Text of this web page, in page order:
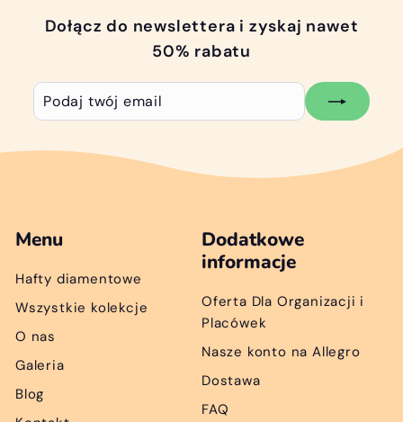
Dołącz do newslettera i zyskaj nawet
50% rabatu
Podaj
twój
Subskrybuj
Menu
Hafty diamentowe
Wszystkie kolekcje
O nas
Galeria
Blog
Dodatkowe
informacje
Oferta Dla Organizacji i
Placówek
Nasze konto na Allegro
Dostawa
FAQ